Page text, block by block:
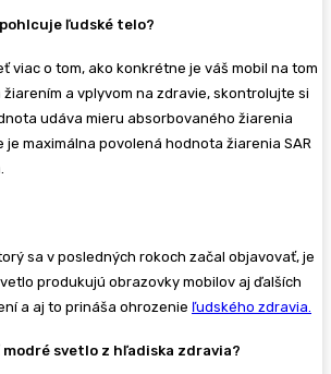
ľudské telo?
viac o tom, ako konkrétne je váš mobil na tom
a vplyvom na zdravie, skontrolujte si
udáva mieru absorbovaného žiarenia
je maximálna povolená hodnota žiarenia SAR
sa v posledných rokoch začal objavovať, je
produkujú obrazovky mobilov aj ďalších
a aj to prináša ohrozenie ľudského zdravia.
modré svetlo z hľadiska zdravia?